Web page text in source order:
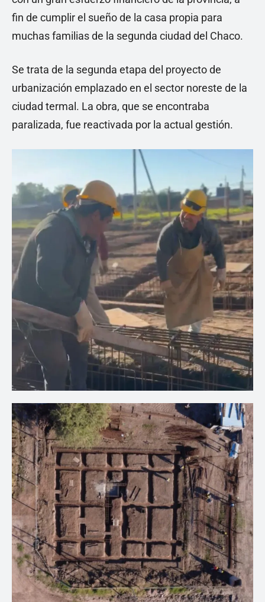
fin de cumplir el sueño de la casa propia para
muchas familias de la segunda ciudad del Chaco.
Se trata de la segunda etapa del proyecto de
urbanización emplazado en el sector noreste de la
ciudad termal. La obra, que se encontraba
paralizada, fue reactivada por la actual gestión.